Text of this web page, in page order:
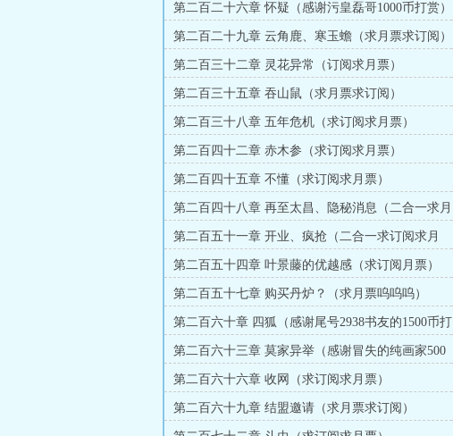
第二百二十六章 怀疑（感谢污皇磊哥1000币打赏）
第二百二十九章 云角鹿、寒玉蟾（求月票求订阅）
第二百三十二章 灵花异常（订阅求月票）
第二百三十五章 吞山鼠（求月票求订阅）
第二百三十八章 五年危机（求订阅求月票）
第二百四十二章 赤木参（求订阅求月票）
第二百四十五章 不懂（求订阅求月票）
第二百四十八章 再至太昌、隐秘消息（二合一求月
票求订阅）
第二百五十一章 开业、疯抢（二合一求订阅求月
票）
第二百五十四章 叶景藤的优越感（求订阅月票）
第二百五十七章 购买丹炉？（求月票呜呜呜）
第二百六十章 四狐（感谢尾号2938书友的1500币打
赏）
第二百六十三章 莫家异举（感谢冒失的纯画家500
币打赏）
第二百六十六章 收网（求订阅求月票）
第二百六十九章 结盟邀请（求月票求订阅）